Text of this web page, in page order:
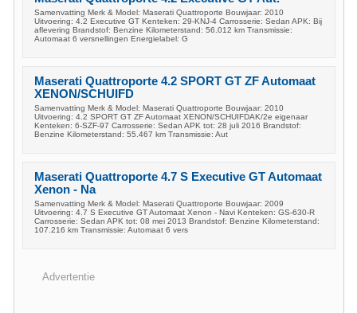
Samenvatting Merk & Model: Maserati Quattroporte Bouwjaar: 2010
Uitvoering: 4.2 Executive GT Kenteken: 29-KNJ-4 Carrosserie: Sedan APK: Bij
aflevering Brandstof: Benzine Kilometerstand: 56.012 km Transmissie:
Automaat 6 versnellingen Energielabel: G
Maserati Quattroporte 4.2 SPORT GT ZF Automaat
XENON/SCHUIFD
Samenvatting Merk & Model: Maserati Quattroporte Bouwjaar: 2010
Uitvoering: 4.2 SPORT GT ZF Automaat XENON/SCHUIFDAK/2e eigenaar
Kenteken: 6-SZF-97 Carrosserie: Sedan APK tot: 28 juli 2016 Brandstof:
Benzine Kilometerstand: 55.467 km Transmissie: Aut
Maserati Quattroporte 4.7 S Executive GT Automaat
Xenon - Na
Samenvatting Merk & Model: Maserati Quattroporte Bouwjaar: 2009
Uitvoering: 4.7 S Executive GT Automaat Xenon - Navi Kenteken: GS-630-R
Carrosserie: Sedan APK tot: 08 mei 2013 Brandstof: Benzine Kilometerstand:
107.216 km Transmissie: Automaat 6 vers
Advertentie